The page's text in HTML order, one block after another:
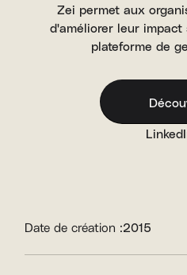
Zei permet aux
d'améliorer leur
plateforme de
Date de création :2015